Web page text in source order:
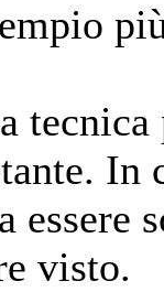
In
essere
visto.